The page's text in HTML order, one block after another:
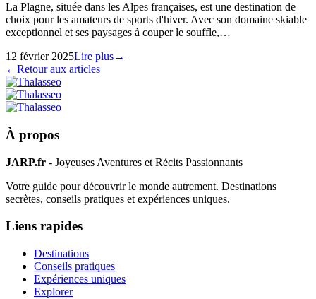
La Plagne, située dans les Alpes françaises, est une destination de
choix pour les amateurs de sports d'hiver. Avec son domaine skiable
exceptionnel et ses paysages à couper le souffle,…
12 février 2025Lire plus→
←Retour aux articles
À propos
JARP.fr - Joyeuses Aventures et Récits Passionnants
Votre guide pour découvrir le monde autrement. Destinations
secrètes, conseils pratiques et expériences uniques.
Liens rapides
Destinations
Conseils pratiques
Expériences uniques
Explorer